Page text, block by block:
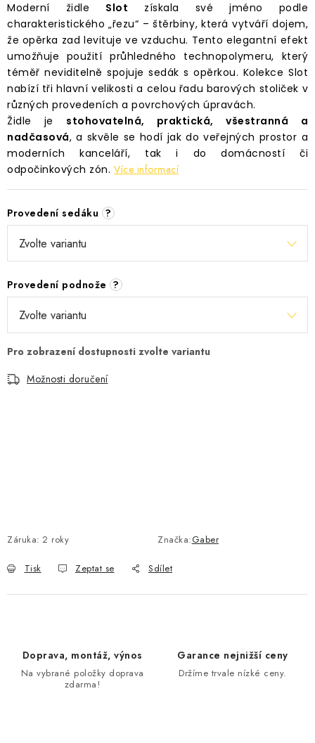
Moderní židle Slot získala své jméno podle
charakteristického „řezu“ – štěrbiny, která vytváří dojem,
že opěrka zad levituje ve vzduchu. Tento elegantní efekt
umožňuje použití průhledného technopolymeru, který
téměř neviditelně spojuje sedák s opěrkou. Kolekce Slot
nabízí tři hlavní velikosti a celou řadu barových stoliček v
různých provedeních a povrchových úpravách.
Židle je stohovatelná, praktická, všestranná a
nadčasová, a skvěle se hodí jak do veřejných prostor a
moderních kanceláří, tak i do domácností či
odpočinkových zón. Více informací
Provedení sedáku ?
Provedení podnože ?
Možnosti doručení
Záruka: 2 roky Značka:Gaber
Tisk Zeptat se Sdílet
Doprava, montáž, výnos
Na vybrané položky doprava
zdarma!
Garance nejnižší ceny
Držíme trvale nízké ceny.